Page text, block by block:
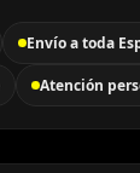
Envío a toda
Atención